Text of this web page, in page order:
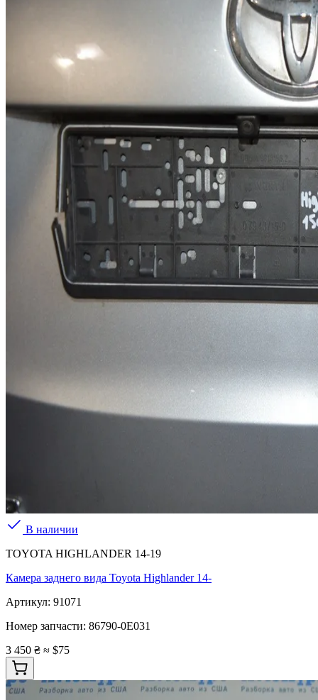
В наличии
TOYOTA HIGHLANDER 14-19
Камера заднего вида Toyota Highlander 14-
Артикул: 91071
Номер запчасти: 86790-0E031
3 450 ₴ ≈ $75